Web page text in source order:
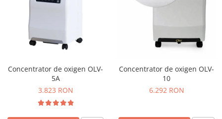
Concentrator de oxigen OLV-
5A
3.823 RON
Concentrator de oxigen OLV-
10
6.292 RON